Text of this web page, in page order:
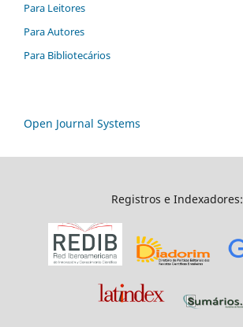
Para Leitores
Para Autores
Para Bibliotecários
Open Journal Systems
Registros e Indexadores: